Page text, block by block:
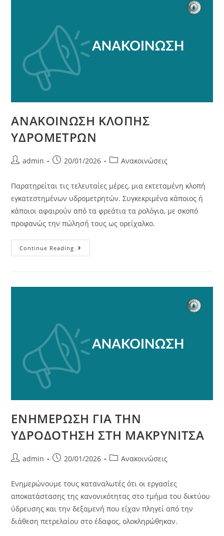
ΑΝΑΚΟΙΝΩΣΗ ΚΛΟΠΗΣ
ΥΔΡΟΜΕΤΡΩΝ
admin 20/01/2026 Ανακοινώσεις
Παρατηρείται τις τελευταίες μέρες, μια εκτεταμένη κλοπή
εγκατεστημένων υδρομετρητών. Συγκεκριμένα κάποιος ή
κάποιοι αφαιρούν από τα φρεάτια τα ρολόγια, με σκοπό
προφανώς την πώλησή τους ως ορείχαλκο.
Continue Reading
ΕΝΗΜΕΡΩΣΗ ΓΙΑ ΤΗΝ
ΥΔΡΟΔΟΤΗΣΗ ΣΤΗ ΜΑΚΡΥΝΙΤΣΑ
admin 20/01/2026 Ανακοινώσεις
Ενημερώνουμε τους καταναλωτές ότι οι εργασίες
αποκατάστασης της κανονικότητας στο τμήμα του δικτύου
ύδρευσης και την δεξαμενή που είχαν πληγεί από την
διάθεση πετρελαίου στο έδαφος, ολοκληρώθηκαν.